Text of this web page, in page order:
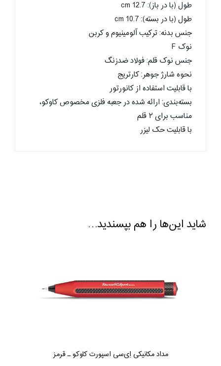
طول (با در باز): cm 12.7
طول (با در بسته): 10.7 cm
جنس بدنه: ترکیب آلومینیوم و کربن
نوک F
جنس نوک قلم: فولاد ضدزنگ
نحوه شارژ جوهر: کارتریج
با قابلیت استفاده از کانورتور
بسته‌بندی: ارائه شده در جعبه فلزی مخصوص کاوکو،
مناسب برای ۲ قلم
با قابلیت حک لیزر
شاید این‌ها را هم بپسندید…
مداد مکانیکی اِی‌سی اسپورت کاوکو ـ قرمز